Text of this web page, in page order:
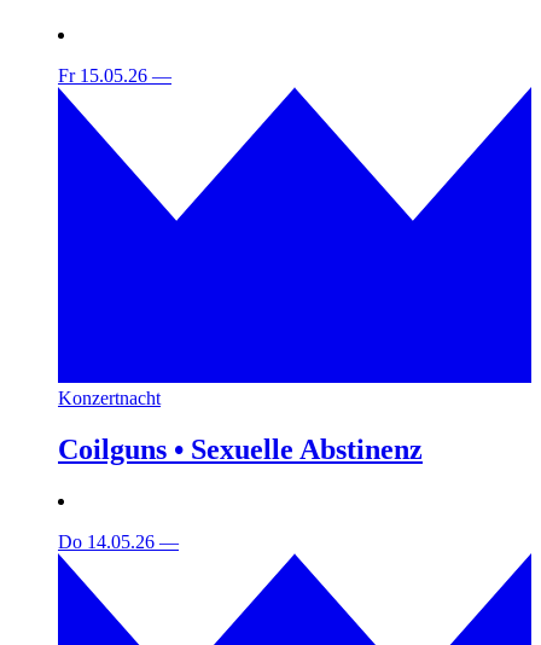
Fr 15.05.26 —
Konzertnacht
Coilguns • Sexuelle Abstinenz
Do 14.05.26 —